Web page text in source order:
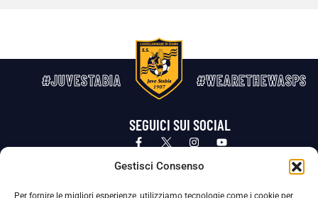
Gestisci Consenso
Per fornire le migliori esperienze, utilizziamo tecnologie come i cookie per
#JUVESTABIA #WEARETHEWASPS
SEGUICI SUI SOCIAL
Privacy Policy Cookie Policy